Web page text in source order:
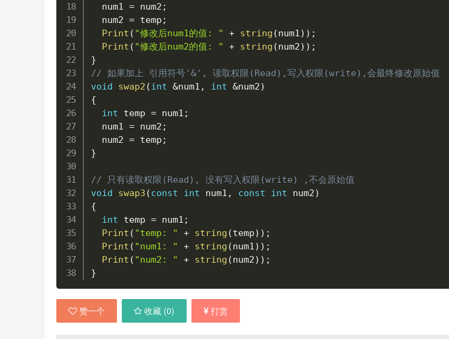
  num1
= num2 ;
  num2
= temp ;
Print ( "修改后num1的值: " + string (num1 ) ) ;
Print ( "修改后num2的值: " + string (num2) ) ;
}
// 如果加上 引用符号'&', 读取权限(Read),写入权限(write),会最终修改原始值
void
swap2 (int &num1 , int &num2)
{
int temp = num1 ;
  num1
= num2 ;
  num2
= temp ;
}
// 只有读取权限(Read), 没有写入权限(write) ,不会原始值
void
swap3 (const int num1 , const int num2)
{
int temp = num1 ;
Print ( "temp: " + string (temp) ) ;
Print ( "num1: " + string (num1 ) ) ;
Print ( "num2: " + string (num2) ) ;
}
赞一个 收藏 (0) 打赏